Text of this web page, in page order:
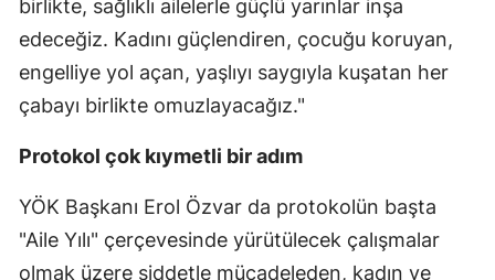
birlikte, sağlıklı ailelerle güçlü yarınlar inşa
edeceğiz. Kadını güçlendiren, çocuğu koruyan,
engelliye yol açan, yaşlıyı saygıyla kuşatan her
çabayı birlikte omuzlayacağız."
Protokol çok kıymetli bir adım
YÖK Başkanı Erol Özvar da protokolün başta
"Aile Yılı" çerçevesinde yürütülecek çalışmalar
olmak üzere şiddetle mücadeleden, kadın ve